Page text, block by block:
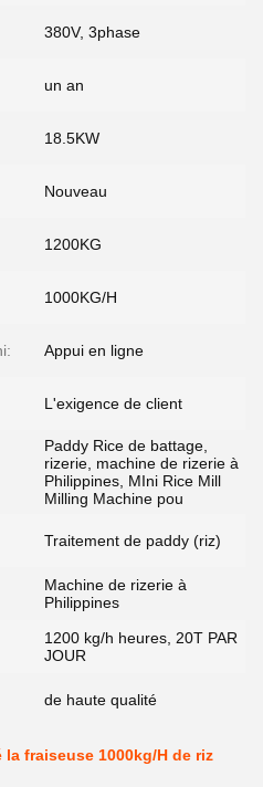
380V, 3phase
un an
18.5KW
Nouveau
1200KG
1000KG/H
Appui en ligne
L'exigence de client
Paddy Rice de battage,
rizerie, machine de rizerie à
Philippines, MIni Rice Mill
Milling Machine pou
Traitement de paddy (riz)
Machine de rizerie à
Philippines
1200 kg/h heures, 20T PAR
JOUR
de haute qualité
fraiseuse 1000kg/H de riz